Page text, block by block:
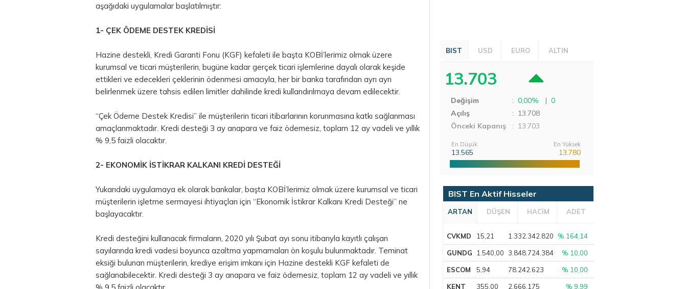
aşağıdaki uygulamalar başlatılmıştır:
1- ÇEK ÖDEME DESTEK KREDİSİ
Hazine destekli, Kredi Garanti Fonu (KGF) kefaleti ile başta KOBİ’lerimiz olmak üzere
kurumsal ve ticari müşterilerin, bugüne kadar gerçek ticari işlemlerine dayalı olarak keşide
ettikleri ve edecekleri çeklerinin ödenmesi amacıyla, her bir banka tarafından ayrı ayrı
belirlenmek üzere tahsis edilen limitler dahilinde kredi kullandırılmaya devam edilecektir.
“Çek Ödeme Destek Kredisi” ile müşterilerin ticari itibarlarının korunmasına katkı sağlanması
amaçlanmaktadır. Kredi desteği 3 ay anapara ve faiz ödemesiz, toplam 12 ay vadeli ve yıllık
% 9,5 faizli olacaktır.
2- EKONOMİK İSTİKRAR KALKANI KREDİ DESTEĞİ
Yukarıdaki uygulamaya ek olarak bankalar, başta KOBİ’lerimiz olmak üzere kurumsal ve ticari
müşterilerin işletme sermayesi ihtiyaçları için “Ekonomik İstikrar Kalkanı Kredi Desteği” ne
başlayacaktır.
Kredi desteğini kullanacak firmaların, 2020 yılı Şubat ayı sonu itibarıyla kayıtlı çalışan
sayılarında kredi vadesi boyunca azaltma yapmamaları ön koşulu bulunmaktadır. Teminat
eksiği bulunan müşterilerin, krediye erişim imkanı için Hazine destekli KGF kefaleti de
sağlanabilecektir. Kredi desteği 3 ay anapara ve faiz ödemesiz, toplam 12 ay vadeli ve yıllık
% 9,5 faizli olacaktır.
BIST USD EURO ALTIN
13.703
Değişim : 0,00% | 0
Açılış
: 13.708
Önceki Kapanış
: 13.703
En Düşük
13.565
En Yüksek
13.780
BIST En Aktif Hisseler
ARTAN DÜŞEN HACİM ADET
CVKMD 15,21 1.332.342.820 % 164,14
GUNDG 1.540,00 3.848.724.384 % 10,00
ESCOM 5,94 78.242.623 % 10,00
KENT 355,00 2.666.175 % 9,99